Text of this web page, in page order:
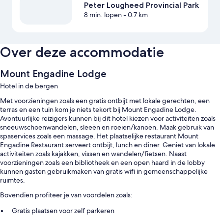
Peter Lougheed Provincial Park
8 min. lopen- 0.7 km
Over deze accommodatie
Mount Engadine Lodge
Hotel in de bergen
Met voorzieningen zoals een gratis ontbijt met lokale gerechten, een
terras en een tuin kom je niets tekort bij Mount Engadine Lodge.
Avontuurlijke reizigers kunnen bij dit hotel kiezen voor activiteiten zoals
sneeuwschoenwandelen, sleeën en roeien/kanoën. Maak gebruik van
spaservices zoals een massage. Het plaatselijke restaurant Mount
Engadine Restaurant serveert ontbijt, lunch en diner. Geniet van lokale
activiteiten zoals kajakken, vissen en wandelen/fietsen. Naast
voorzieningen zoals een bibliotheek en een open haard in de lobby
kunnen gasten gebruikmaken van gratis wifi in gemeenschappelijke
ruimtes.
Bovendien profiteer je van voordelen zoals:
Gratis plaatsen voor zelf parkeren